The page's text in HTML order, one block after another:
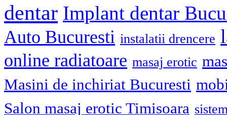
dentar Implant dentar
Auto Bucuresti instalatii drencere
online radiatoare masaj erotic
Masini de inchiriat Bucuresti
Salon masaj erotic Timisoara